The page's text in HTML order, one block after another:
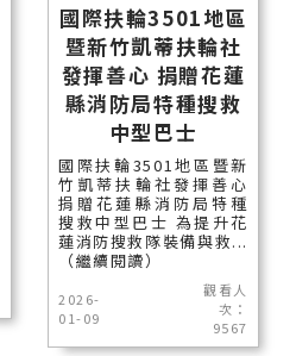
國際扶輪3501地區
暨新竹凱蒂扶輪社
發揮善心 捐贈花蓮
縣消防局特種搜救
中型巴士
國際扶輪3501地區暨新
竹凱蒂扶輪社發揮善心
捐贈花蓮縣消防局特種
搜救中型巴士 為提升花
蓮消防搜救隊裝備與救...
（繼續閱讀）
2026-
01-09
觀看人
次：
9567